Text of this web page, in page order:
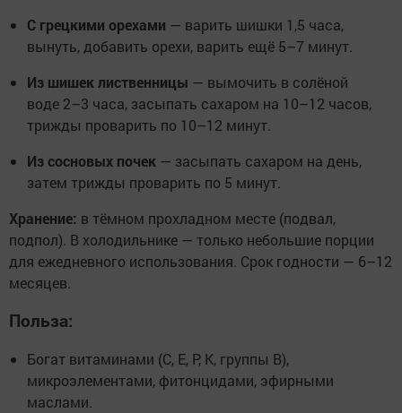
С грецкими орехами — варить шишки 1,5 часа,
вынуть, добавить орехи, варить ещё 5–7 минут.
Из шишек лиственницы — вымочить в солёной
воде 2–3 часа, засыпать сахаром на 10–12 часов,
трижды проварить по 10–12 минут.
Из сосновых почек — засыпать сахаром на день,
затем трижды проварить по 5 минут.
Хранение: в тёмном прохладном месте (подвал,
подпол). В холодильнике — только небольшие порции
для ежедневного использования. Срок годности — 6–12
месяцев.
Польза:
Богат витаминами (C, E, P, K, группы B),
микроэлементами, фитонцидами, эфирными
маслами.